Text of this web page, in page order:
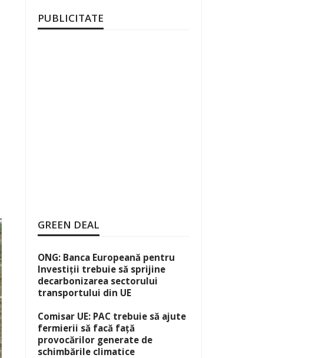
PUBLICITATE
GREEN DEAL
ONG: Banca Europeană pentru
Investiții trebuie să sprijine
decarbonizarea sectorului
transportului din UE
Comisar UE: PAC trebuie să ajute
fermierii să facă față
provocărilor generate de
schimbările climatice